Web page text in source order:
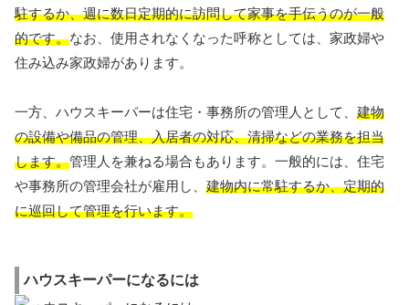
駐するか、週に数日定期的に訪問して家事を手伝うのが一般
的です。なお、使用されなくなった呼称としては、家政婦や
住み込み家政婦があります。
一方、ハウスキーパーは住宅・事務所の管理人として、 建物
の設備や備品の管理、入居者の対応、清掃などの業務を担当
します。管理人を兼ねる場合もあります。一般的には、住宅
や事務所の管理会社が雇用し、 建物内に常駐するか、定期的
に巡回して管理を行います。
ハウスキーパーになるには